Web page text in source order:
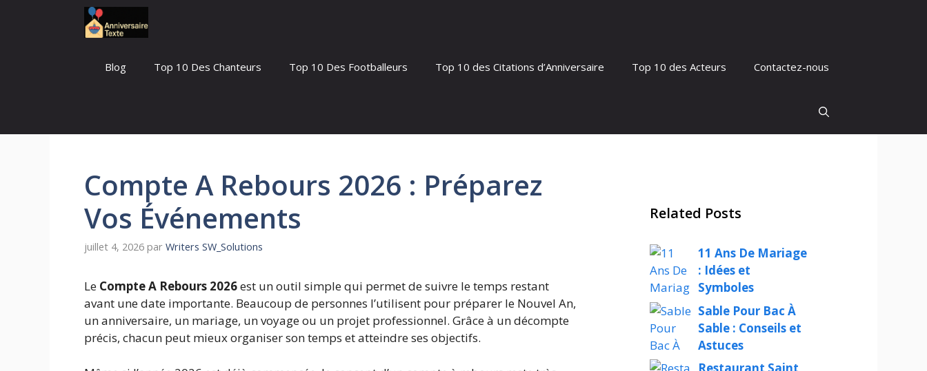
Blog Top 10 Des Chanteurs Top 10 Des Footballeurs Top 10 des Citations d’Anniversaire Top 10 des Acteurs Contactez-nous
Compte A Rebours 2026 : Préparez
Vos Événements
juillet 4, 2026 par Writers SW_Solutions
Le Compte A Rebours 2026est un outil simple qui permet de suivre le temps restant
avant une date importante. Beaucoup de personnes l’utilisent pour préparer le Nouvel An,
un anniversaire, un mariage, un voyage ou un projet professionnel. Grâce à un décompte
précis, chacun peut mieux organiser son temps et atteindre ses objectifs.
Related Posts
11 Ans De Mariage
: Idées et
Symboles
Sable Pour Bac À
Sable : Conseils et
Astuces